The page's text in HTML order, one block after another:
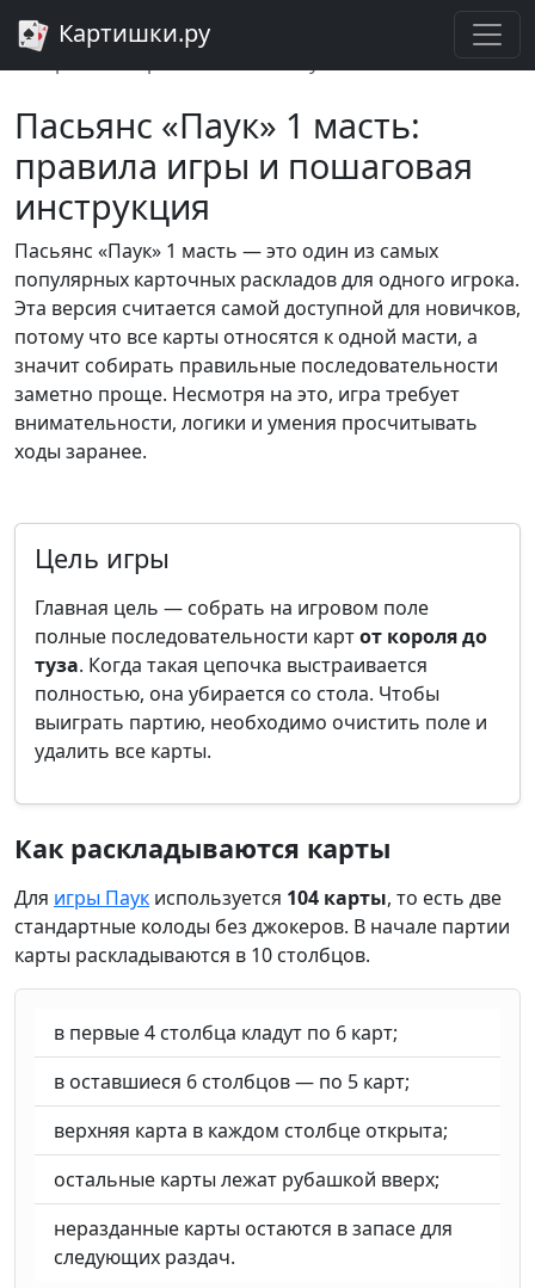
Картишки.ру
Главная
Паук
Пасьянс «Паук» 1 масть:
правила игры и пошаговая
инструкция
Пасьянс «Паук» 1 масть — это один из самых
популярных карточных раскладов для одного игрока.
Эта версия считается самой доступной для новичков,
потому что все карты относятся к одной масти, а
значит собирать правильные последовательности
заметно проще. Несмотря на это, игра требует
внимательности, логики и умения просчитывать
ходы заранее.
Цель игры
Главная цель — собрать на игровом поле
полные последовательности картот короля до
туза. Когда такая цепочка выстраивается
полностью, она убирается со стола. Чтобы
выиграть партию, необходимо очистить поле и
удалить все карты.
Как раскладываются карты
Для игры Паук используется 104 карты, то есть две
стандартные колоды без джокеров. В начале партии
карты раскладываются в 10 столбцов.
в первые 4 столбца кладут по 6 карт;
в оставшиеся 6 столбцов — по 5 карт;
верхняя карта в каждом столбце открыта;
остальные карты лежат рубашкой вверх;
неразданные карты остаются в запасе для
следующих раздач.